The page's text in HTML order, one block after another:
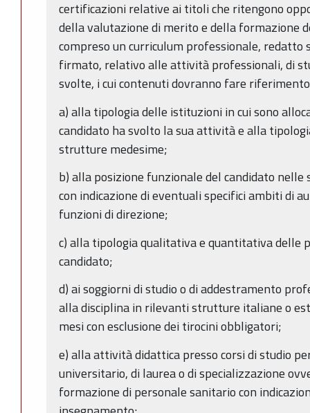
certificazioni relative ai titoli che ritengono
della valutazione di merito e della formazione
compreso un curriculum professionale, redatto
firmato, relativo alle attività professionali, di
svolte, i cui contenuti dovranno fare
a) alla tipologia delle istituzioni in cui sono
candidato ha svolto la sua attività e alla
strutture medesime;
b) alla posizione funzionale del candidato
con indicazione di eventuali specifici ambiti di
funzioni di direzione;
c) alla tipologia qualitativa e quantitativa
candidato;
d) ai soggiorni di studio o di addestramento
alla disciplina in rilevanti strutture italiane o
mesi con esclusione dei tirocini obbligatori;
e) alla attività didattica presso corsi di studio
universitario, di laurea o di specializzazione
formazione di personale sanitario con